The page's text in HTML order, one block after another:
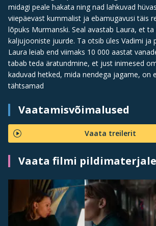
midagi peale hakata ning nad lahkuvad
viiepäevast kummalist ja ebamugavusi täis
lõpuks Murmanski. Seal avastab Laura, et ta
kaljujooniste juurde. Ta otsib üles Vadimi ja
Laura leiab end viimaks 10 000 aastat
tabab teda äratundmine, et just inimesed
kaduvad hetked, mida nendega jagame, on
tähtsamad
Vaatamisvõimalused
Vaata treilerit
Vaata filmi pildimaterjale